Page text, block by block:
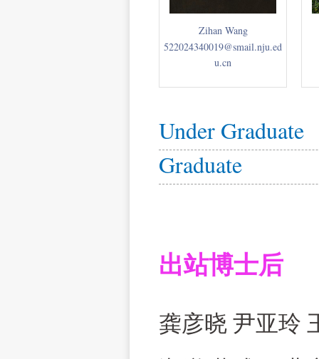
Zihan Wang
522024340019@smail.nju.ed
u.cn
Under Graduate
Graduate
出站博士后
龚彦晓 尹亚玲